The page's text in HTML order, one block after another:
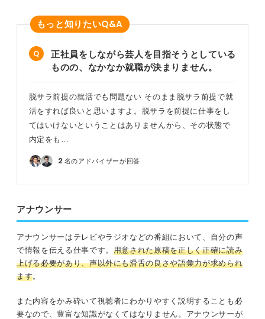
もっと知りたいQ&A
正社員をしながら芸人を目指そうとしている
ものの、なかなか就職が決まりません。
脱サラ前提の就活でも問題ない そのまま脱サラ前提で就
活をすれば良いと思いますよ。脱サラを前提に仕事をし
てはいけないということはありませんから、その状態で
内定をも…
2 名のアドバイザーが回答
アナウンサー
アナウンサーはテレビやラジオなどの番組において、自分の声
で情報を伝える仕事です。 用意された原稿を正しく正確に読み
上げる必要があり、声以外にも滑舌の良さや語彙力が求められ
ます。
また内容をかみ砕いて視聴者にわかりやすく説明することも必
要なので、豊富な知識がなくてはなりません。アナウンサーが